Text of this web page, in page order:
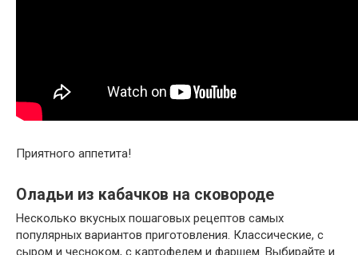
Приятного аппетита!
Оладьи из кабачков на сковороде
Несколько вкусных пошаговых рецептов самых
популярных вариантов приготовления. Классические, с
сыром и чесноком, с картофелем и фаршем. Выбирайте и